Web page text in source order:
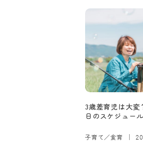
3歳差育児は大変
日のスケジュー
子育て／食育